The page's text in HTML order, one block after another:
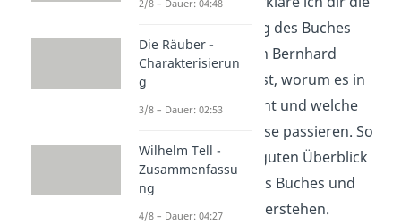
Zusammenfassung des Buches
"Der Vorleser" von Bernhard
Schlink. Du erfährst, worum es in
der Geschichte geht und welche
wichtigen Ereignisse passieren. So
erhältst du einen guten Überblick
über den Inhalt des Buches und
kannst es besser verstehen.
2/8 – Dauer: 04:48
Die Räuber -
Charakterisierun
g
3/8 – Dauer: 02:53
Wilhelm Tell -
Zusammenfassu
ng
4/8 – Dauer: 04:27